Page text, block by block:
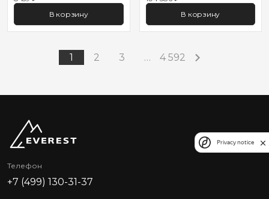
В корзину
В корзину
1 2 3 … 4 592
Телефон
+7 (499) 130-31-37
Privacy notice